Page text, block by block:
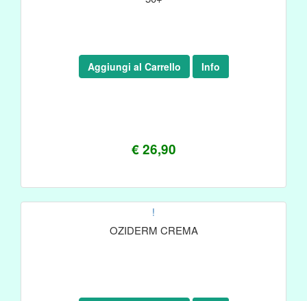
€ 26,90
Aggiungi al Carrello Info
!
OZIDERM CREMA